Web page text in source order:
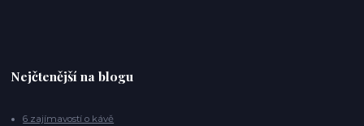
Nejčtenější na blogu
6 zajímavostí o kávě